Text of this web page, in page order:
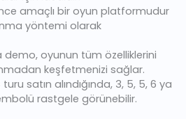
amaçlı bir oyun platformudur
yöntemi olarak
demo, oyunun tüm özelliklerini
keşfetmenizi sağlar.
turu satın alındığında, 3, 5, 5, 6 ya
rastgele görünebilir.